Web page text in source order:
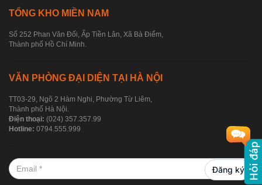
TỔNG KHO MIỀN NAM
Số 252 Phan Văn Đối, Ấp Tiền Lân, Xã Bà Điểm,
Thành phố Hồ Chí Minh.
VĂN PHÒNG ĐẠI DIỆN TẠI HÀ NỘI
TT03-29, Ngõ 2 Hàm Nghi, Phường Từ Liêm,
Thành phố Hà Nội.
Điện thoại: (024) 357.357.99
Hotline: 0794.555.999
Đăng ký